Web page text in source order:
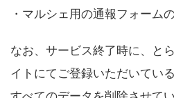
・マルシェ用の通報フォーム
なお、サービス終了時に、と
イトにてご登録いただいている